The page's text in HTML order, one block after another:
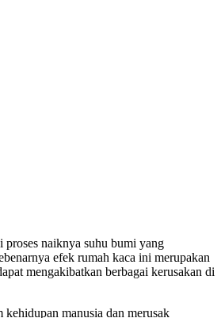
proses naiknya suhu bumi yang
efek rumah kaca ini merupakan
mengakibatkan berbagai kerusakan di
manusia dan merusak